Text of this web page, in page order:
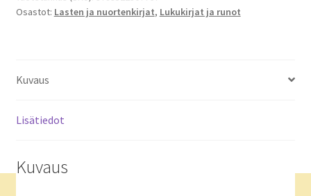
Osastot: Lasten ja nuortenkirjat, Lukukirjat ja runot
Kuvaus
Lisätiedot
Kuvaus